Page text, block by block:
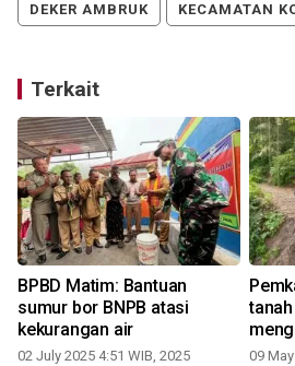
DEKER AMBRUK KECAMATAN
Terkait
BPBD Matim: Bantuan
sumur bor BNPB atasi
kekurangan air
02 July 2025 4:51 WIB, 2025 09